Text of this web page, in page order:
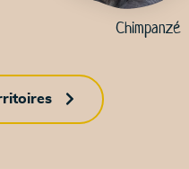
52
Chimpanzé